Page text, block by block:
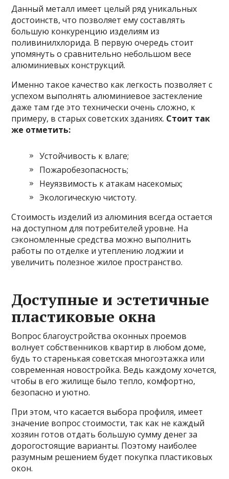
Данный металл имеет целый ряд уникальных
достоинств, что позволяет ему составлять
большую конкуренцию изделиям из
поливинилхлорида. В первую очередь стоит
упомянуть о сравнительно небольшом весе
алюминиевых конструкций.
Именно такое качество как легкость позволяет с
успехом выполнять алюминиевое застекление
даже там где это технически очень сложно, к
примеру, в старых советских зданиях. Стоит так
же отметить:
Устойчивость к влаге;
Пожаробезопасность;
Неуязвимость к атакам насекомых;
Экологическую чистоту.
Стоимость изделий из алюминия всегда остается
на доступном для потребителей уровне. На
сэкономленные средства можно выполнить
работы по отделке и утеплению лоджии и
увеличить полезное жилое пространство.
Доступные и эстетичные
пластиковые окна
Вопрос благоустройства оконных проемов
волнует собственников квартир в любом доме,
будь то старенькая советская многоэтажка или
современная новостройка. Ведь каждому хочется,
чтобы в его жилище было тепло, комфортно,
безопасно и уютно.
При этом, что касается выбора профиля, имеет
значение вопрос стоимости, так как не каждый
хозяин готов отдать большую сумму денег за
дорогостоящие варианты. Поэтому наиболее
разумным решением будет покупка пластиковых
окон.